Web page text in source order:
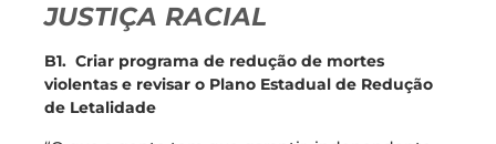
JUSTIÇA RACIAL
B1. Criar programa de redução de mortes
violentas e revisar o Plano Estadual de Redução
de Letalidade